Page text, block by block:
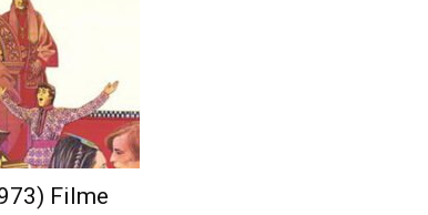
Filme